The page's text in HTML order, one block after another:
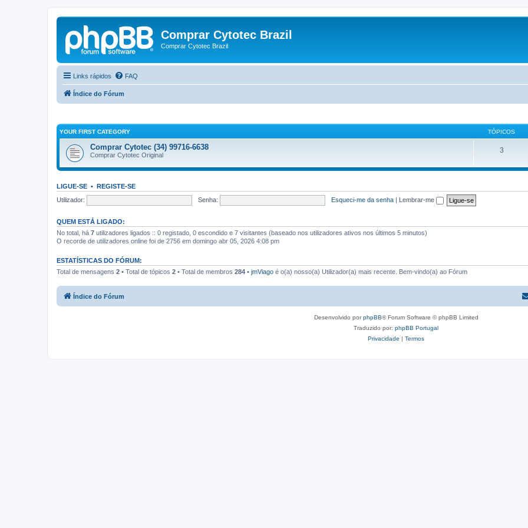
Comprar Cytotec Brazil
Comprar Cytotec Brazil
Links rápidos FAQ
Índice do Fórum
YOUR FIRST CATEGORY TÓPICOS
Comprar Cytotec (34) 99716-6638
Comprar Cytotec Original
3
LIGUE-SE • REGISTE-SE
Utilizador:
Senha: Esqueci-me da senha | Lembrar-me
QUEM ESTÁ LIGADO:
No total, há 7 utilizadores ligados :: 0 registado, 0 escondido e 7 visitantes (baseado nos utilizadores ativos nos últimos 5 minutos)
O recorde de utilizadores online foi de 2756 em domingo abr 05, 2026 4:08 pm
ESTATÍSTICAS DO FÓRUM:
Total de mensagens 2 • Total de tópicos 2 • Total de membros 284 • jmViago é o(a) nosso(a) Utilizador(a) mais recente. Bem-vindo(a) ao Fórum
Índice do Fórum
Desenvolvido porphpBB® Forum Software © phpBB Limited
Traduzido por: phpBB Portugal
Privacidade | Termos